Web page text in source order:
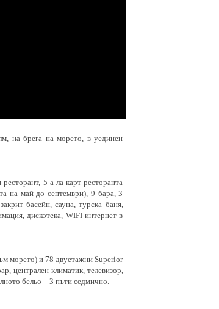
на брега на морето, в уединен
5 а-ла-карт ресторанта
на май до септември), 9 бара, 3
басейн, сауна, турска баня,
дискотека, WIFI интернет в
морето) и 78 двуетажни Superior
централен климатик, телевизор,
бельо – 3 пъти седмично.